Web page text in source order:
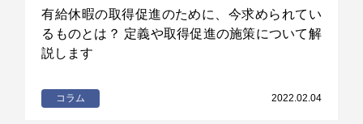
有給休暇の取得促進のために、今求められてい
るものとは？ 定義や取得促進の施策について解
説します
コラム 2022.02.04